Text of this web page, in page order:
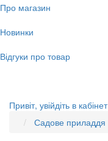
Про магазин
Новинки
Відгуки про товар
Привіт, увійдіть в кабінет
Садове приладдя